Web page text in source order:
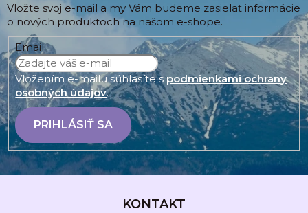
Vložte svoj e-mail a my Vám budeme zasielať informácie
o nových produktoch na našom e-shope.
Email
Vložením e-mailu súhlasíte spodmienkami ochrany
osobných údajov.
PRIHLÁSIŤ SA
KONTAKT